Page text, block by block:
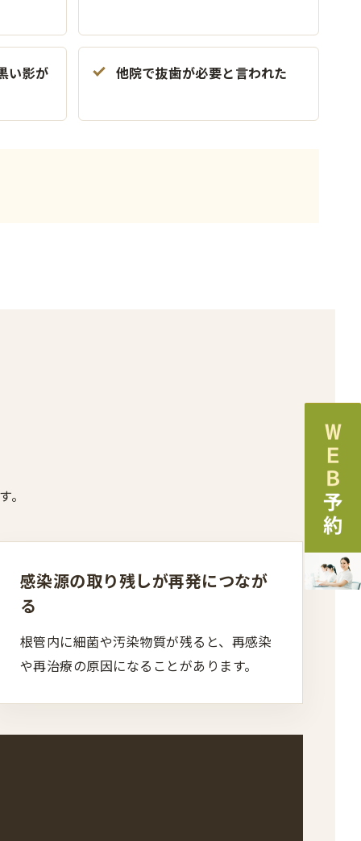
い影が 他院で抜歯が必要と言われた
感染源の取り残しが再発につなが
る
根管内に細菌や汚染物質が残ると、再感染
や再治療の原因になることがあります。